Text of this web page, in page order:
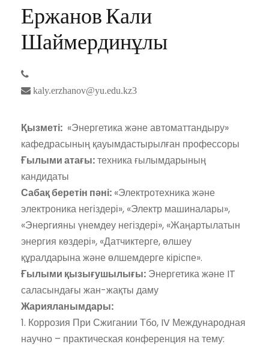
Ержанов Кали
Шаймердинұлы
kaly.erzhanov@yu.edu.kz3
Қызметі: «Энергетика және автоматтандыру»
кафедрасының қауымдастырылған профессоры
Ғылыми атағы:техника ғылымдарының
кандидаты
Сабақ беретін пәні: «Электротехника және
электроника негіздері», «Электр машиналары»,
«Энергияны үнемдеу негіздері», «Жаңартылатын
энергия көздері», «Датчиктерге, өлшеу
құралдарына және өлшемдерге кіріспе».
Ғылыми қызығушылығы: Энергетика және IT
саласындағы жан-жақты даму
Жарияланымдары:
1. Коррозия При Сжигании Тбо, IV Международная
научно – практическая конференция на тему: